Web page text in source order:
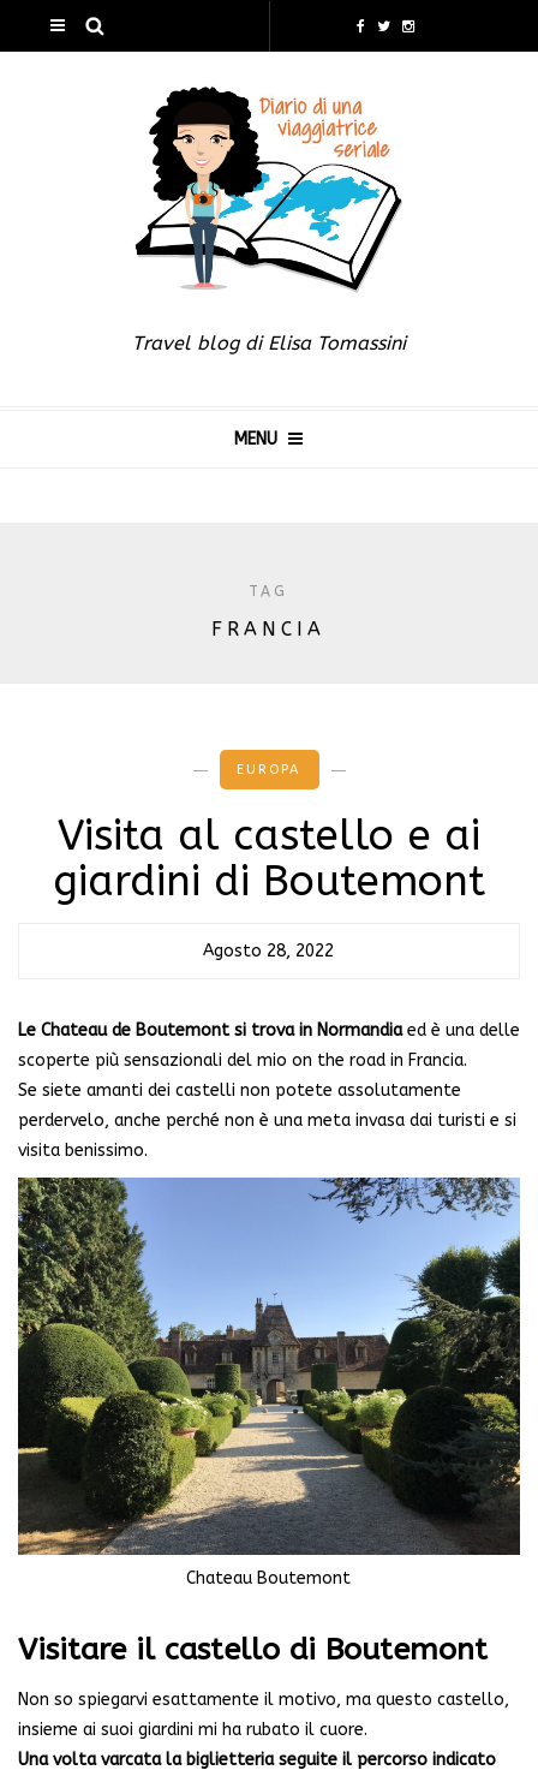
Travel blog di Elisa Tomassini
MENU
TAG
FRANCIA
EUROPA
Visita al castello e ai
giardini di Boutemont
Agosto 28, 2022
Le Chateau de Boutemont si trova in Normandiaed è una delle
scoperte più sensazionali del mio on the road in Francia.
Se siete amanti dei castelli non potete assolutamente
perdervelo, anche perché non è una meta invasa dai turisti e si
visita benissimo.
Chateau Boutemont
Visitare il castello di Boutemont
Non so spiegarvi esattamente il motivo, ma questo castello,
insieme ai suoi giardini mi ha rubato il cuore.
Una volta varcata la biglietteria seguite il percorso indicato